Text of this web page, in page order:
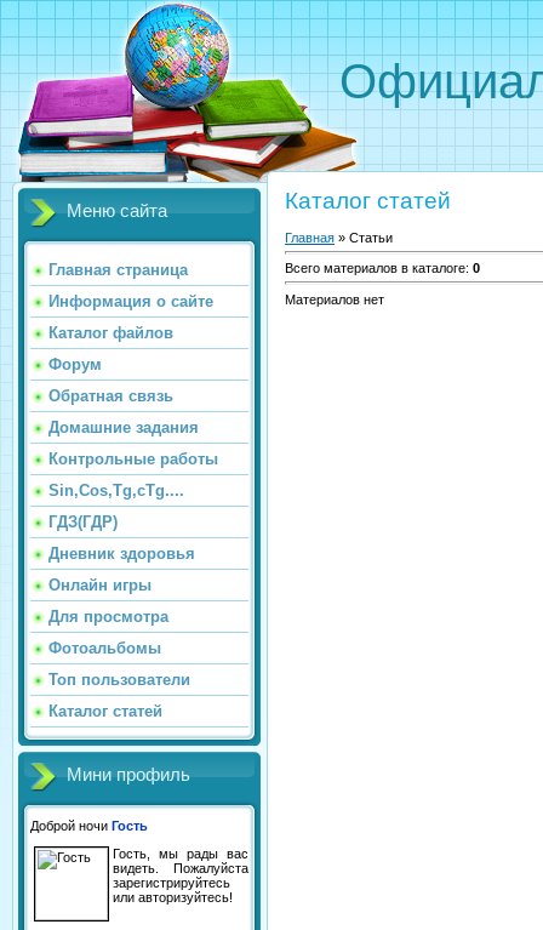
Меню сайта
Главная страница
Информация о сайте
Каталог файлов
Форум
Обратная связь
Домашние задания
Контрольные работы
Sin,Cos,Tg,cTg....
ГДЗ(ГДР)
Дневник здоровья
Онлайн игры
Для просмотра
Фотоальбомы
Топ пользователи
Каталог статей
Мини профиль
Доброй ночи Гость
Гость, мы рады вас
видеть. Пожалуйста
зарегистрируйтесь
или авторизуйтесь!
Каталог статей
Главная » Статьи
Всего материалов в каталоге: 0
Материалов нет